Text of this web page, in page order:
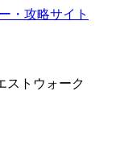
ストウォーク